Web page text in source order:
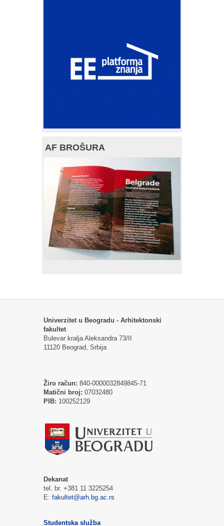
AF BROŠURA
Univerzitet u Beogradu - Arhitektonski
fakultet
Bulevar kralja Aleksandra 73/II
11120 Beograd, Srbija
Žiro račun: 840-0000032849845-71
Matični broj: 07032480
PIB: 100252129
Dekanat
tel. br. +381 11 3225254
E: fakultet@arh.bg.ac.rs
Studentska služba